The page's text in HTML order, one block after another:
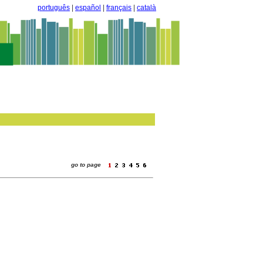
português español français català
go to page